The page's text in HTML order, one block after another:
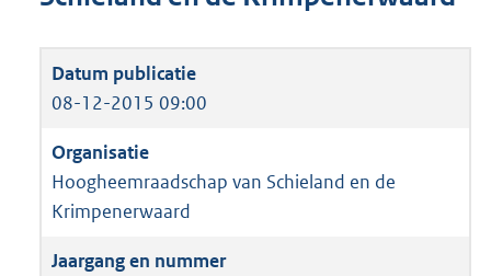
08-12-2015 09:00
Hoogheemraadschap van Schieland en de
Krimpenerwaard